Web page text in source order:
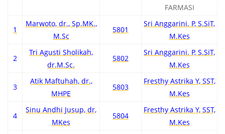
FARMASI
1
Marwoto, dr., Sp.MK.,
M.Sc
5801
Sri Anggarini. P, S.SiT,
M.Kes
2
Tri Agusti Sholikah,
dr.M.Sc.
5802
Sri Anggarini. P, S.SiT,
M.Kes
3
Atik Maftuhah, dr.,
MHPE
5803
Fresthy Astrika Y, SST,
M.Kes
4
Sinu Andhi Jusup, dr,
MKes
5804
Fresthy Astrika Y, SST,
M.Kes